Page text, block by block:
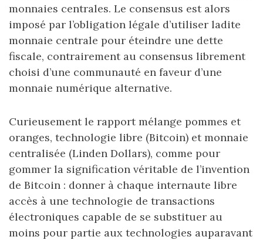
monnaies centrales. Le consensus est alors
imposé par l’obligation légale d’utiliser ladite
monnaie centrale pour éteindre une dette
fiscale, contrairement au consensus librement
choisi d’une communauté en faveur d’une
monnaie numérique alternative.
Curieusement le rapport mélange pommes et
oranges, technologie libre (Bitcoin) et monnaie
centralisée (Linden Dollars), comme pour
gommer la signification véritable de l’invention
de Bitcoin : donner à chaque internaute libre
accès à une technologie de transactions
électroniques capable de se substituer au
moins pour partie aux technologies auparavant